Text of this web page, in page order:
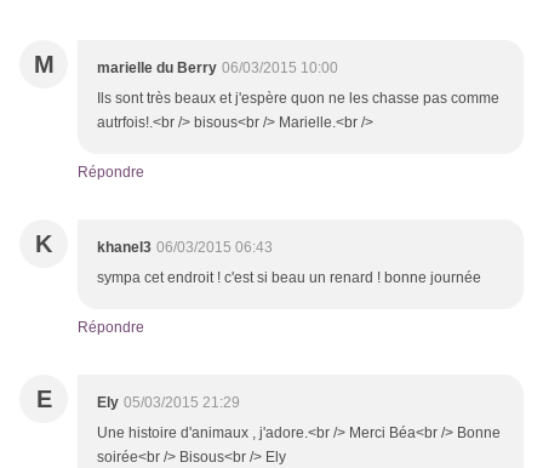
M marielle du Berry 06/03/2015 10:00
Ils sont très beaux et j'espère quon ne les chasse pas comme
autrfois!.<br /> bisous<br /> Marielle.<br />
Répondre
K khanel3 06/03/2015 06:43
sympa cet endroit ! c'est si beau un renard ! bonne journée
Répondre
E Ely 05/03/2015 21:29
Une histoire d'animaux , j'adore.<br /> Merci Béa<br /> Bonne
soirée<br /> Bisous<br /> Ely